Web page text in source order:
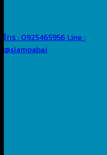
โทร : 0925465956 Line :
@siampabai